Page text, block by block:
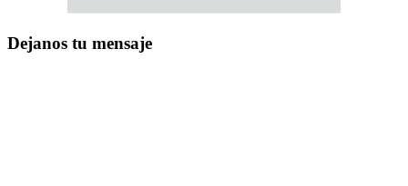
Dejanos tu mensaje